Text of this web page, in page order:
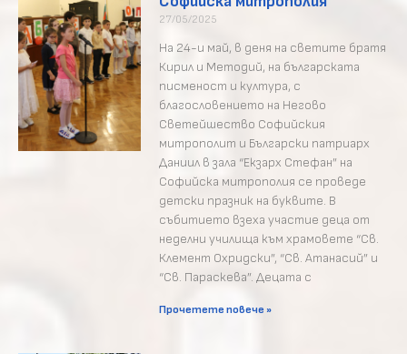
27/05/2025
На 24-и май, в деня на светите братя
Кирил и Методий, на българската
писменост и култура, с
благословението на Негово
Светейшество Софийския
митрополит и Български патриарх
Даниил в зала “Екзарх Стефан” на
Софийска митрополия се проведе
детски празник на буквите. В
събитието взеха участие деца от
неделни училища към храмовете “Св.
Клемент Охридски”, “Св. Атанасий” и
“Св. Параскева”. Децата с
Прочетете повече »